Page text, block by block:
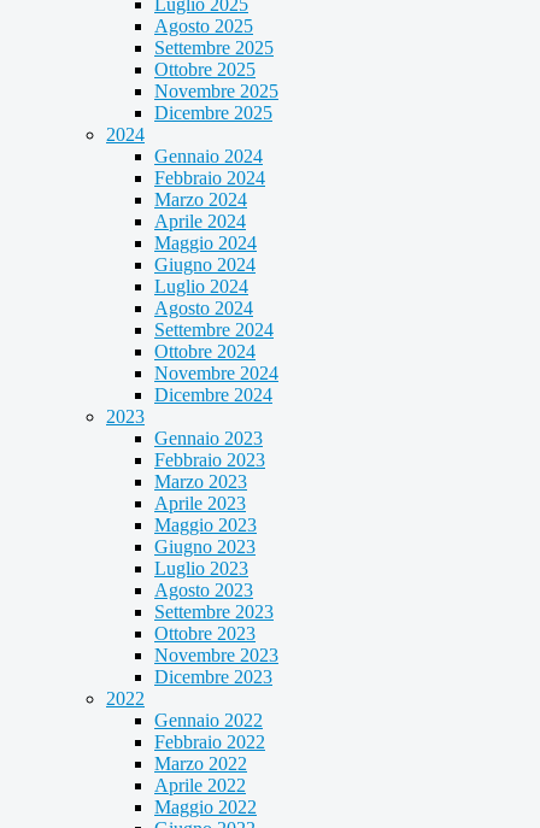
Luglio 2025
Agosto 2025
Settembre 2025
Ottobre 2025
Novembre 2025
Dicembre 2025
2024
Gennaio 2024
Febbraio 2024
Marzo 2024
Aprile 2024
Maggio 2024
Giugno 2024
Luglio 2024
Agosto 2024
Settembre 2024
Ottobre 2024
Novembre 2024
Dicembre 2024
2023
Gennaio 2023
Febbraio 2023
Marzo 2023
Aprile 2023
Maggio 2023
Giugno 2023
Luglio 2023
Agosto 2023
Settembre 2023
Ottobre 2023
Novembre 2023
Dicembre 2023
2022
Gennaio 2022
Febbraio 2022
Marzo 2022
Aprile 2022
Maggio 2022